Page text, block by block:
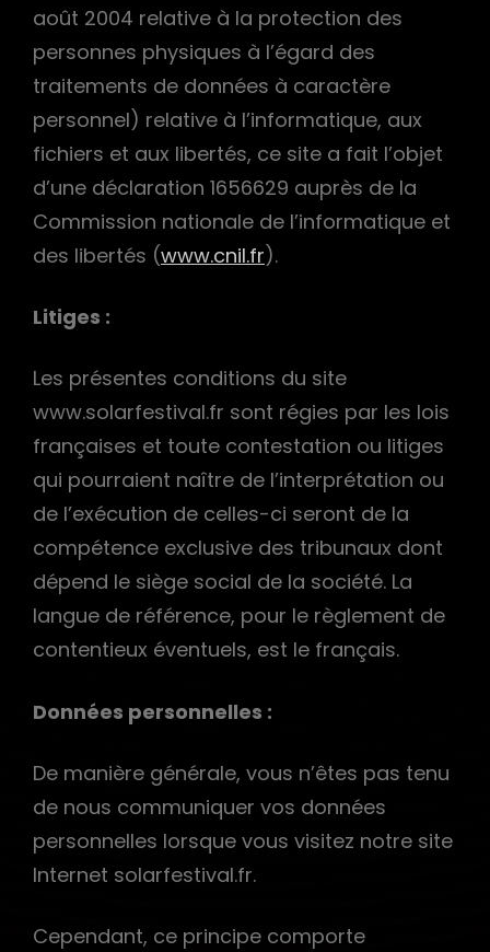
août 2004 relative à la protection des
personnes physiques à l’égard des
traitements de données à caractère
personnel) relative à l’informatique, aux
fichiers et aux libertés, ce site a fait l’objet
d’une déclaration 1656629 auprès de la
Commission nationale de l’informatique et
des libertés (www.cnil.fr).
Litiges :
Les présentes conditions du site
www.solarfestival.fr sont régies par les lois
françaises et toute contestation ou litiges
qui pourraient naître de l’interprétation ou
de l’exécution de celles-ci seront de la
compétence exclusive des tribunaux dont
dépend le siège social de la société. La
langue de référence, pour le règlement de
contentieux éventuels, est le français.
Données personnelles :
De manière générale, vous n’êtes pas tenu
de nous communiquer vos données
personnelles lorsque vous visitez notre site
Internet solarfestival.fr.
Cependant, ce principe comporte